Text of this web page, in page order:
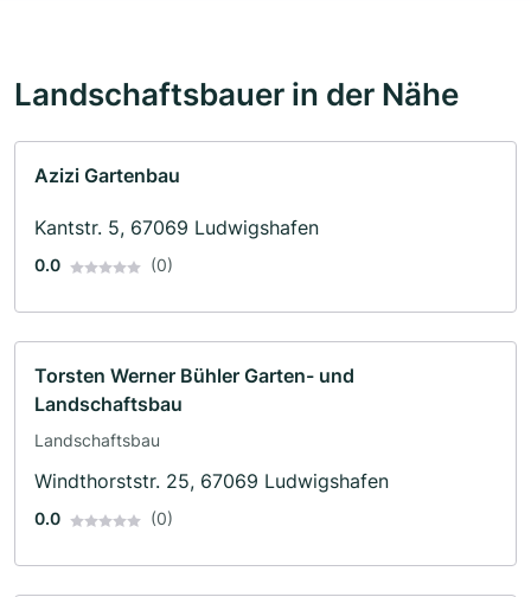
Landschaftsbauer in der Nähe
Azizi Gartenbau
Kantstr. 5, 67069 Ludwigshafen
0.0 (0)
Torsten Werner Bühler Garten- und
Landschaftsbau
Landschaftsbau
Windthorststr. 25, 67069 Ludwigshafen
0.0 (0)